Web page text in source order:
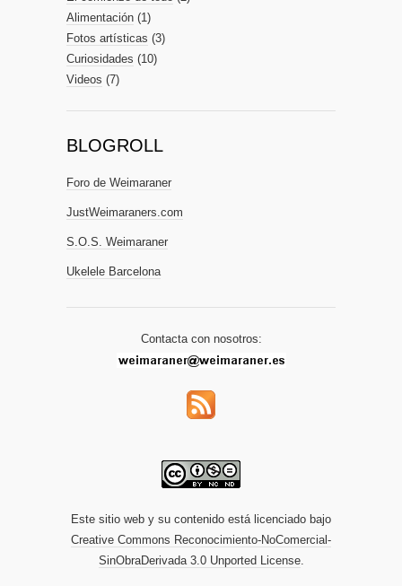
Alimentación (1)
Fotos artísticas (3)
Curiosidades (10)
Videos (7)
BLOGROLL
Foro de Weimaraner
JustWeimaraners.com
S.O.S. Weimaraner
Ukelele Barcelona
Contacta con nosotros:
Este sitio web y su contenido está licenciado bajo
Creative Commons Reconocimiento-NoComercial-
SinObraDerivada 3.0 Unported License.